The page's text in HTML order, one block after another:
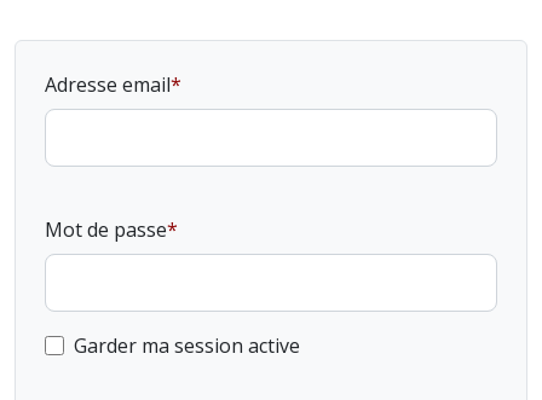
Adresse email
Mot de passe
Garder ma session active